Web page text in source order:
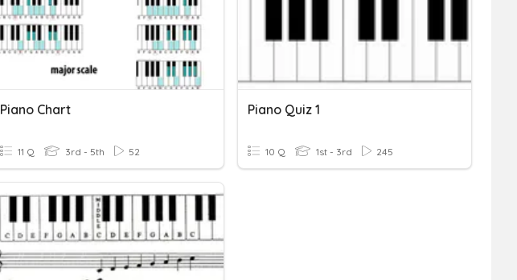
Piano Chart
11 Q 3rd - 5th 52
Piano Quiz 1
10 Q 1st - 3rd 245